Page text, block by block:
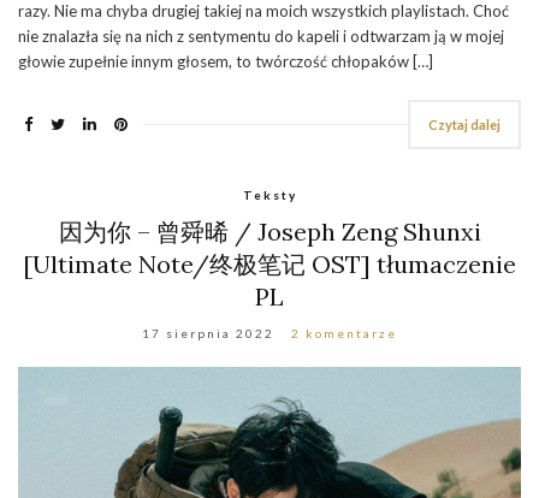
razy. Nie ma chyba drugiej takiej na moich wszystkich playlistach. Choć
nie znalazła się na nich z sentymentu do kapeli i odtwarzam ją w mojej
głowie zupełnie innym głosem, to twórczość chłopaków […]
Czytaj dalej
Teksty
因为你 – 曾舜晞 / Joseph Zeng Shunxi
[Ultimate Note/终极笔记 OST] tłumaczenie
PL
17 sierpnia 2022 2 komentarze